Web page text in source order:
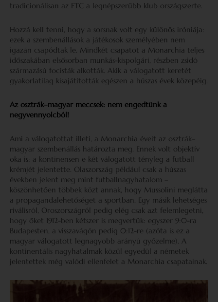
tradicionálisan az FTC a legnépszerűbb klub országszerte.
Hozzá kell tenni, hogy a sorsnak volt egy különös iróniája:
ezek a szembenállások a játékosok személyében nem
igazán csapódtak le. Mindkét csapatot a Monarchia teljes
időszakában elsősorban munkás-kispolgári, részben zsidó
származású focisták alkották. Akik a válogatott keretét
gyakorlatilag kisajátították egészen a húszas évek közepéig.
Az osztrák–magyar meccsek: nem engedtünk a
negyvennyolcból!
Ami a válogatottat illeti, a Monarchia éveit az osztrák–
magyar szembenállás határozta meg. Ennek volt objektív
oka is: a kontinensen e két válogatott tényleg a futball
krémjét jelentette. Olaszország például csak a húszas
években jelent meg mint futballnagyhatalom –
köszönhetően többek közt annak, hogy Mussolini meglátta
a propagandalehetőséget a sportban. Egy másik lehetséges
riválisról, Oroszországról pedig elég csak azt felemlegetni,
hogy őket 1912-ben kétszer is megvertük: egyszer 9:0-ra
Budapesten, a visszavágón pedig 0:12-re (azóta is ez a
magyar válogatott legnagyobb arányú győzelme). A
kontinentális nagyhatalmak közül egyedül a németek
jelentettek még valódi ellenfelet a Monarchia csapatainak.